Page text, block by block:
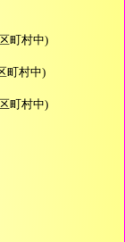
町村中)
町村中)
町村中)